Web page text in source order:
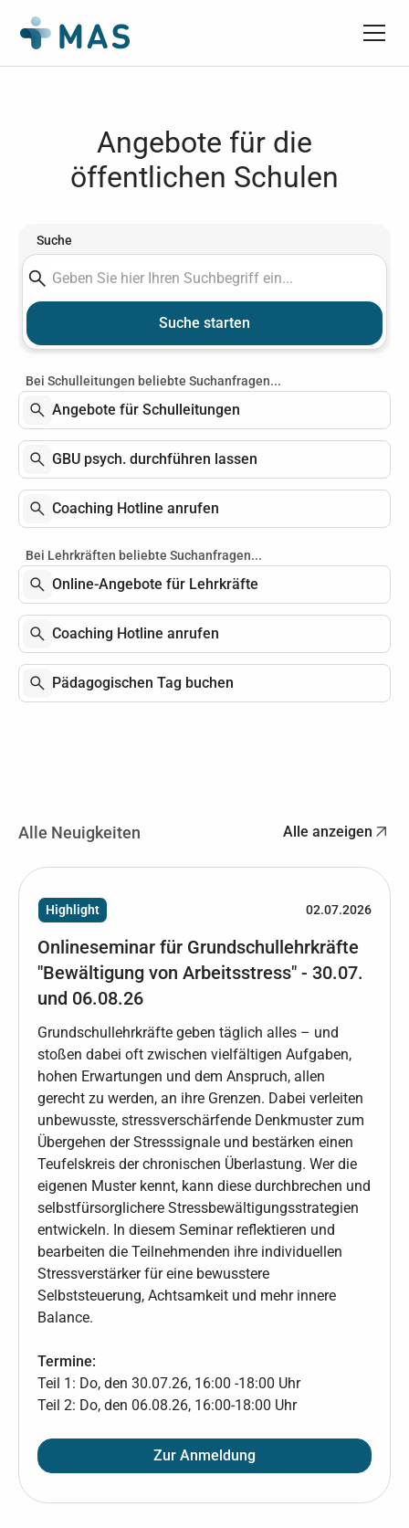
Angebote für die
öffentlichen Schulen
Suche
Bei Schulleitungen beliebte Suchanfragen...
Angebote für Schulleitungen
GBU psych. durchführen lassen
Coaching Hotline anrufen
Bei Lehrkräften beliebte Suchanfragen...
Online-Angebote für Lehrkräfte
Coaching Hotline anrufen
Pädagogischen Tag buchen
Alle Neuigkeiten Alle anzeigen
Highlight 02.07.2026
Onlineseminar für Grundschullehrkräfte
"Bewältigung von Arbeitsstress" - 30.07.
und 06.08.26
Grundschullehrkräfte geben täglich alles – und
stoßen dabei oft zwischen vielfältigen Aufgaben,
hohen Erwartungen und dem Anspruch, allen
gerecht zu werden, an ihre Grenzen. Dabei verleiten
unbewusste, stressverschärfende Denkmuster zum
Übergehen der Stresssignale und bestärken einen
Teufelskreis der chronischen Überlastung. Wer die
eigenen Muster kennt, kann diese durchbrechen und
selbstfürsorglichere Stressbewältigungsstrategien
entwickeln. In diesem Seminar reflektieren und
bearbeiten die Teilnehmenden ihre individuellen
Stressverstärker für eine bewusstere
Selbststeuerung, Achtsamkeit und mehr innere
Balance.
Termine:
Teil 1: Do, den 30.07.26, 16:00 -18:00 Uhr
Teil 2: Do, den 06.08.26, 16:00-18:00 Uhr
Zur Anmeldung